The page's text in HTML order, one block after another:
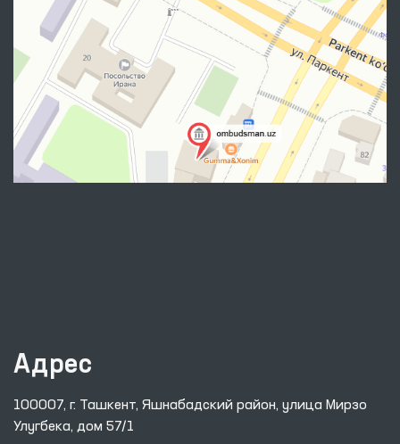
Адрес
100007, г. Ташкент, Яшнабадский район, улица Мирзо
Улугбека, дом 57/1